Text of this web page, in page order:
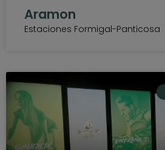
Aramon
Estaciones Formigal-Panticosa